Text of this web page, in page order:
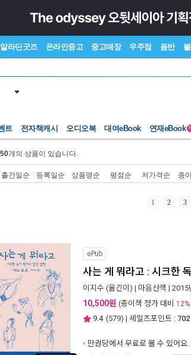
알라딘굿즈 온라인중고 중고매장 우주점 음반
트 전자책캐시 오디오북 대여eBook 연재eBook N
개의 상품이 있습니다.
출간일순 등록일순 상품명순 평점순 저가격순 종
1 2 3
ePub
사는 게 뭐라고 : 시크한
이지수 (옮긴이) | 마음산책 | 2015
10,500원 (종이책 정가 대비 12%
9.4 (579) | 세일즈포인트 : 702
만권당에서 무료로 볼 수 있어요.